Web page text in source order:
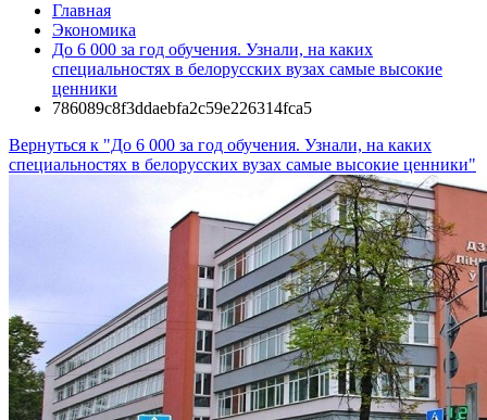
Главная
Экономика
До 6 000 за год обучения. Узнали, на каких
специальностях в белорусских вузах самые высокие
ценники
786089c8f3ddaebfa2c59e226314fca5
Вернуться к "До 6 000 за год обучения. Узнали, на каких
специальностях в белорусских вузах самые высокие ценники"